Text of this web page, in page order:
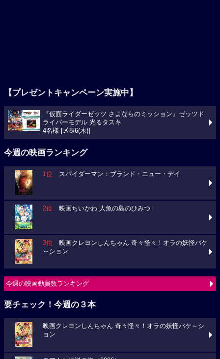
【プレゼントキャンペーン実施中】
『仮面ライダーゼッツ さよならのミッション』ゼッツド
ライバーモデル 光るタスキ
4名様 [〆8/6(木)]
今週の映画ランキング
1位 スパイダーマン：ブランド・ニュー・デイ
2位 映画ちいかわ 人魚の島のひみつ
3位 映画クレヨンしんちゃん 奇々怪々！オラの妖怪バケ
～ション
今週の映画動員数ランキング
要チェック！今週の３本
映画クレヨンしんちゃん 奇々怪々！オラの妖怪バケ～シ
ョン